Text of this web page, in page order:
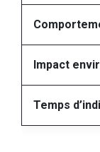
Impact
Temps